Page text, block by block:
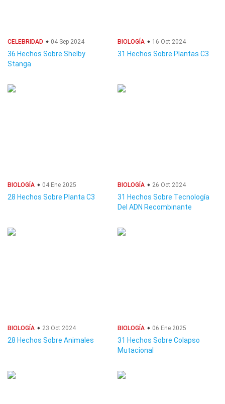
CELEBRIDAD 04 Sep 2024
36 Hechos Sobre Shelby
Stanga
BIOLOGÍA 16 Oct 2024
31 Hechos Sobre Plantas C3
BIOLOGÍA 04 Ene 2025
28 Hechos Sobre Planta C3
BIOLOGÍA 26 Oct 2024
31 Hechos Sobre Tecnología
Del ADN Recombinante
BIOLOGÍA 23 Oct 2024
28 Hechos Sobre Animales
BIOLOGÍA 06 Ene 2025
31 Hechos Sobre Colapso
Mutacional